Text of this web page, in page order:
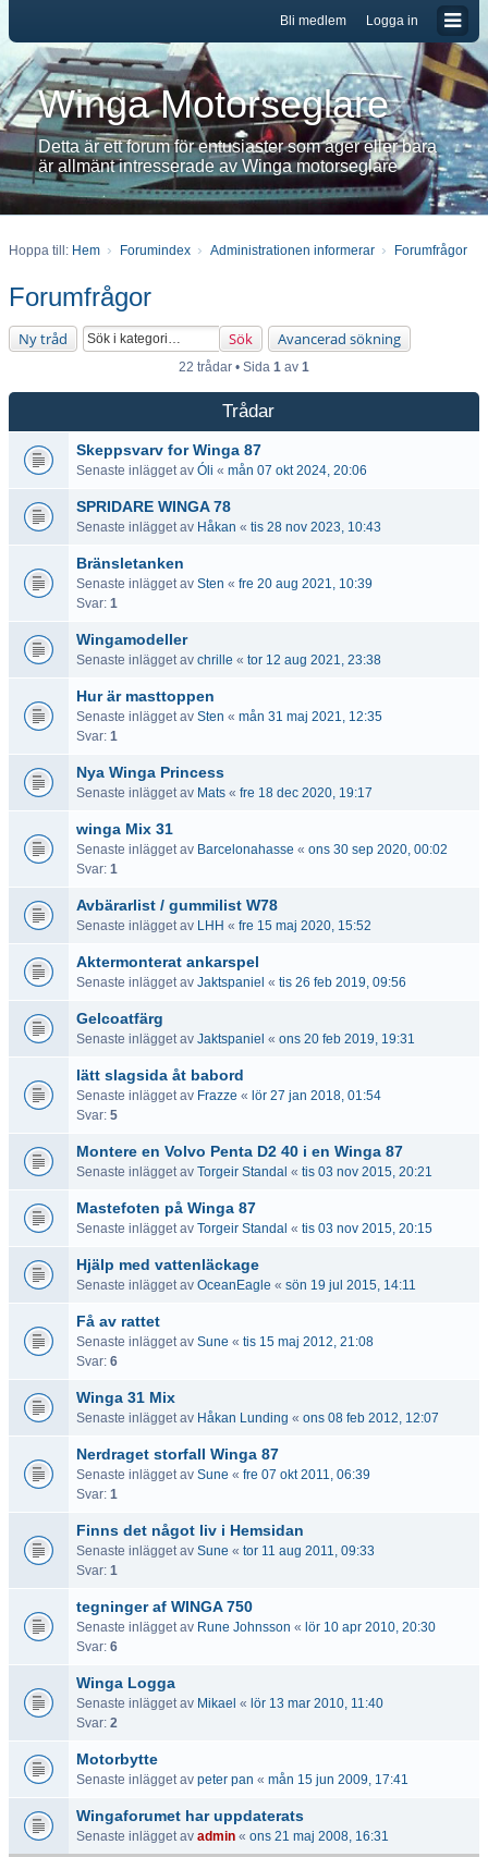
Logga in
Bli medlem
Winga Motorseglare
Detta är ett forum för entusiaster som äger eller bara
är allmänt intresserade av Winga motorseglare
Hoppa till: Hem Forumindex Administrationen informerar Forumfrågor
Forumfrågor
Ny tråd Sök Avancerad sökning
22 trådar • Sida 1 av 1
Trådar
Skeppsvarv for Winga 87
Senaste inlägget av Óli « mån 07 okt 2024, 20:06
SPRIDARE WINGA 78
Senaste inlägget av Håkan « tis 28 nov 2023, 10:43
Bränsletanken
Senaste inlägget av Sten « fre 20 aug 2021, 10:39
Svar: 1
Wingamodeller
Senaste inlägget av chrille « tor 12 aug 2021, 23:38
Hur är masttoppen
Senaste inlägget av Sten « mån 31 maj 2021, 12:35
Svar: 1
Nya Winga Princess
Senaste inlägget av Mats « fre 18 dec 2020, 19:17
winga Mix 31
Senaste inlägget av Barcelonahasse « ons 30 sep 2020, 00:02
Svar: 1
Avbärarlist / gummilist W78
Senaste inlägget av LHH « fre 15 maj 2020, 15:52
Aktermonterat ankarspel
Senaste inlägget av Jaktspaniel « tis 26 feb 2019, 09:56
Gelcoatfärg
Senaste inlägget av Jaktspaniel « ons 20 feb 2019, 19:31
lätt slagsida åt babord
Senaste inlägget av Frazze « lör 27 jan 2018, 01:54
Svar: 5
Montere en Volvo Penta D2 40 i en Winga 87
Senaste inlägget av Torgeir Standal « tis 03 nov 2015, 20:21
Mastefoten på Winga 87
Senaste inlägget av Torgeir Standal « tis 03 nov 2015, 20:15
Hjälp med vattenläckage
Senaste inlägget av OceanEagle « sön 19 jul 2015, 14:11
Få av rattet
Senaste inlägget av Sune « tis 15 maj 2012, 21:08
Svar: 6
Winga 31 Mix
Senaste inlägget av Håkan Lunding « ons 08 feb 2012, 12:07
Nerdraget storfall Winga 87
Senaste inlägget av Sune « fre 07 okt 2011, 06:39
Svar: 1
Finns det något liv i Hemsidan
Senaste inlägget av Sune « tor 11 aug 2011, 09:33
Svar: 1
tegninger af WINGA 750
Senaste inlägget av Rune Johnsson « lör 10 apr 2010, 20:30
Svar: 6
Winga Logga
Senaste inlägget av Mikael « lör 13 mar 2010, 11:40
Svar: 2
Motorbytte
Senaste inlägget av peter pan « mån 15 jun 2009, 17:41
Wingaforumet har uppdaterats
Senaste inlägget av admin « ons 21 maj 2008, 16:31